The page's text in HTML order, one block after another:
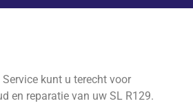
Service kunt u terecht voor
en reparatie van uw SL R129.